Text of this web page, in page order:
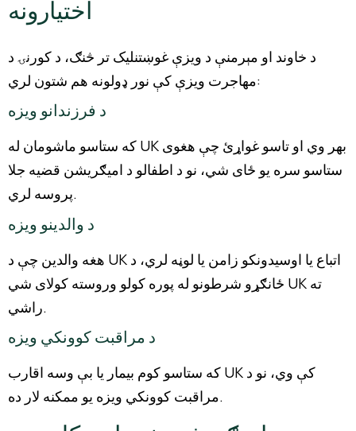
اختیارونه
د خاوند او مېرمنې د ویزې غوښتنلیک تر څنګ، د کورنۍ د
مهاجرت ویزې کې نور ډولونه هم شتون لري:
د فرزندانو ویزه
که ستاسو ماشومان له UK بهر وي او تاسو غواړئ چې هغوی
ستاسو سره یو ځای شي، نو د اطفالو د امیګریشن قضیه جلا
پروسه لري.
د والدینو ویزه
هغه والدین چې د UK اتباع یا اوسیدونکو زامن یا لوڼه لري، د
ځانګړو شرطونو له پوره کولو وروسته کولای شي UK ته
راشي.
د مراقبت کوونکي ویزه
که ستاسو کوم بیمار یا بې وسه اقارب UK کې وي، نو د
مراقبت کوونکي ویزه یو ممکنه لار ده.